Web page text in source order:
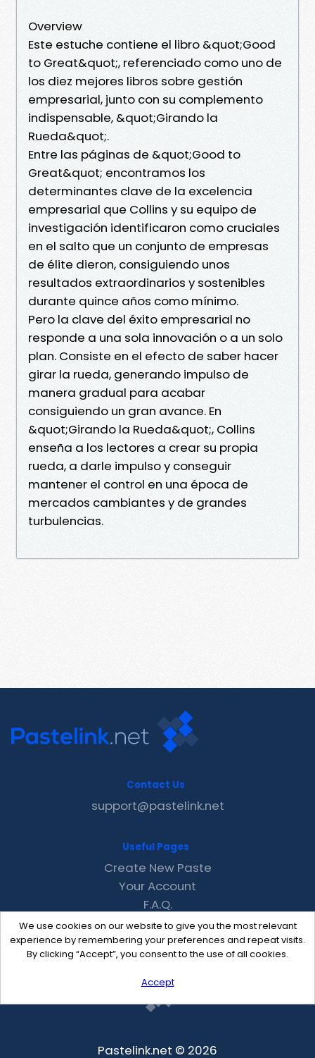
Overview
Este estuche contiene el libro &quot;Good
to Great&quot;, referenciado como uno de
los diez mejores libros sobre gestión
empresarial, junto con su complemento
indispensable, &quot;Girando la
Rueda&quot;.
Entre las páginas de &quot;Good to
Great&quot; encontramos los
determinantes clave de la excelencia
empresarial que Collins y su equipo de
investigación identificaron como cruciales
en el salto que un conjunto de empresas
de élite dieron, consiguiendo unos
resultados extraordinarios y sostenibles
durante quince años como mínimo.
Pero la clave del éxito empresarial no
responde a una sola innovación o a un solo
plan. Consiste en el efecto de saber hacer
girar la rueda, generando impulso de
manera gradual para acabar
consiguiendo un gran avance. En
&quot;Girando la Rueda&quot;, Collins
enseña a los lectores a crear su propia
rueda, a darle impulso y conseguir
mantener el control en una época de
mercados cambiantes y de grandes
turbulencias.
We use cookies on our website to give you the most relevant
experience by remembering your preferences and repeat visits.
By clicking “Accept”, you consent to the use of all cookies.
Accept
Contact Us
support@pastelink.net
Useful Pages
Create New Paste
Your Account
F.A.Q.
Recent
Contact
Pastelink.net © 2026